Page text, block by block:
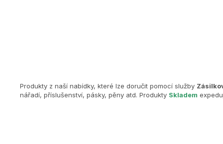
Produkty z naší nabídky, které lze doručit pomocí služby
nářadí, příslušenství, pásky, pěny atd. Produkty Skladem